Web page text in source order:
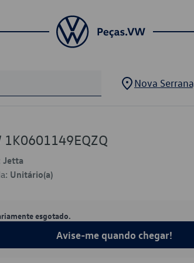
Nova Serrana
1K0601149EQZQ
Jetta
Unitário(a)
esgotado.
Avise-me quando chegar!